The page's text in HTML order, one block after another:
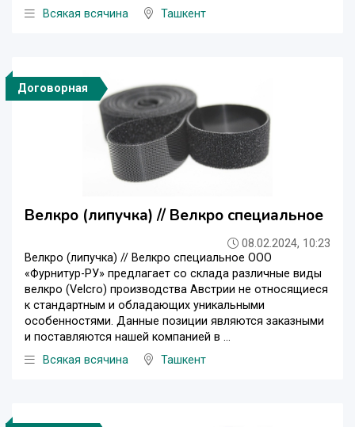
Всякая всячина
Ташкент
Договорная
Велкро (липучка) // Велкро специальное
08.02.2024, 10:23
Велкро (липучка) // Велкро специальное ООО
«Фурнитур-РУ» предлагает со склада различные виды
велкро (Velcro) производства Австрии не относящиеся
к стандартным и обладающих уникальными
особенностями. Данные позиции являются заказными
и поставляются нашей компанией в ...
Всякая всячина
Ташкент